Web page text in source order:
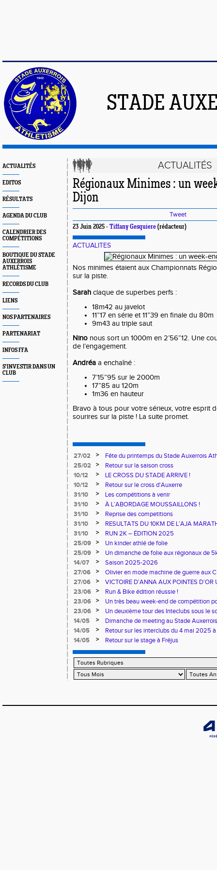
STADE
ACTUALITÉS
EDITOS
RÉSULTATS
AGENDA DU CLUB
CALENDRIER DES
COMPÉTITIONS
BOUTIQUE DU STADE
AUXERROIS
ATHLÉTISME
RECORDS DU CLUB
LIENS
NOS PARTENAIRES
PARTENARIAT
INFOS FFA
S'INVESTIR DANS UN
CLUB
ACTUALITÉS
Régionaux Minimes : un
Dijon
Tweet
23 Juin 2025 - Tiffany Gesquiere (rédacteur)
ACTUALITES
Nos minimes étaient aux Championnats
sur la piste.
Sarah claque de superbes perfs :
18m42 au javelot
11”17 en série et 11”39 en finale du 80m
9m43 au triple saut
Nino nous sort un 1000m en 2’56”12. Une
de l’engagement.
Andréa a enchaîné :
7’15”95 sur le 2000m
17”85 au 120m
1m36 en hauteur
Bravo à tous pour votre sérieux, votre esprit
sourires sur la piste ! La suite promet.
27/02 >
Fête du printemps du Stade Auxerrois
25/02
>
Retour sur la saison cross
10/12
>
LE CROSS DU STADE ARRIVE !
10/12
>
Retour sur le cross d'Auxerre
31/10
>
Les compétitions à venir
31/10
>
À L’ABORDAGE MOUSSAILLONS !
31/10
>
Reprise des competitions
31/10
>
RESULTATS DU 10KM DE L’AJA
31/10
>
RUN 2K – ÉDITION 2025
25/09
>
Un kinder athlé de folie
25/09
>
Un dimanche de folie aux régionaux de
14/07
>
Saison 2025-2026
27/06
>
Olivier en mode machine de guerre aux
Master
27/06 >
VICTOIRE D’ANNA AUX POINTES D’OR
23/06
>
Run & Bike édition réussie !
23/06
>
Un très beau week-end de compétition
23/06
>
Un deuxième tour des Inteclubs sous le
14/05
>
Dimanche de meeting au Stade Auxerrois
14/05
>
Retour sur les interclubs du 4 mai 2025
14/05
> Retour sur le stage à Fréjus